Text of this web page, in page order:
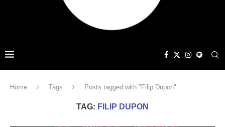
Home Tags Posts tagged with "Filip Dupon"
TAG: FILIP DUPON